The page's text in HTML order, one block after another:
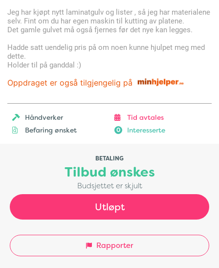
Jeg har kjøpt nytt laminatgulv og lister , så jeg har materialene
selv. Fint om du har egen maskin til kutting av platene.
Det gamle gulvet må også fjernes før det nye kan legges.
Hadde satt uendelig pris på om noen kunne hjulpet meg med
dette.
Holder til på ganddal :)
Oppdraget er også tilgjengelig på
Håndverker
Tid avtales
Befaring ønsket
0 Interesserte
BETALING
Tilbud ønskes
Budsjettet er skjult
Utløpt
Rapporter